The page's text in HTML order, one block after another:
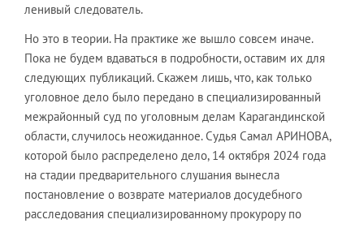
ленивый следователь.
Но это в теории. На практике же вышло совсем иначе.
Пока не будем вдаваться в подробности, оставим их для
следующих публикаций. Скажем лишь, что, как только
уголовное дело было передано в специализированный
межрайонный суд по уголовным делам Карагандинской
области, случилось неожиданное. Судья Самал АРИНОВА,
которой было распределено дело, 14 октября 2024 года
на стадии предварительного слушания вынесла
постановление о возврате материалов досудебного
расследования специализированному прокурору по